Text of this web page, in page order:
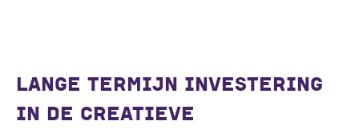
LANGE TERMIJN INVESTERING
IN DE CREATIEVE